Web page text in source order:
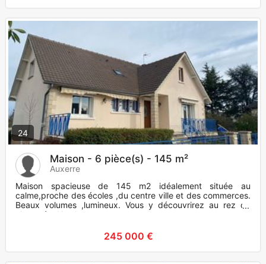
24
Maison - 6 pièce(s) - 145 m²
Auxerre
Maison spacieuse de 145 m2 idéalement située au
calme,proche des écoles ,du centre ville et des commerces.
Beaux volumes ,lumineux. Vous y découvrirez au rez de
chaussée. Une be
245 000 €